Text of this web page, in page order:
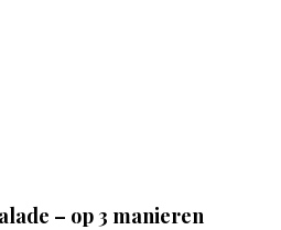
– op 3 manieren